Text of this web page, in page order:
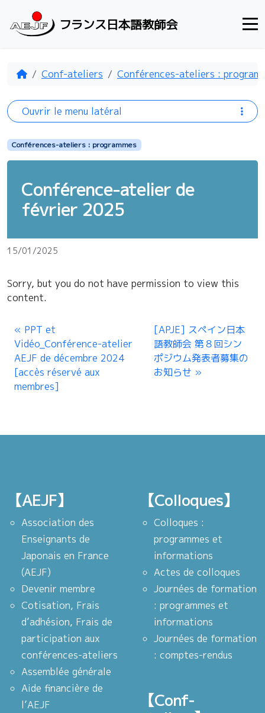
フランス日本語教師会
AccueilConf-ateliers Conférences-ateliers :
Conférences-ateliers : programmes
Conférence-atelier de
février 2025
15/01/2025
Sorry, but you do not have permission to view this
content.
PPT et
Vidéo_Conférence-atelier
AEJF de décembre 2024
[accès réservé aux
membres]
[APJE] スペイン日本
語教師会 第８回シン
ポジウム発表者募集の
お知らせ
Ouvrir le menu latéral
【AEJF】
Association des
Enseignants de
Japonais en France
(AEJF)
Devenir membre
Cotisation, Frais
d’adhésion, Frais de
participation aux
conférences-ateliers
Assemblée générale
Aide financière de
l’AEJF
【Colloques】
Colloques :
programmes et
informations
Actes de colloques
Journées de formation
: programmes et
informations
Journées de formation
: comptes-rendus
【Conf-